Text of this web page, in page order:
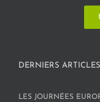
DERNIERS ARTICLES
LES JOURNÉES